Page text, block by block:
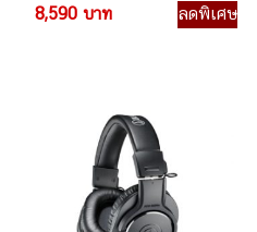
8,590 บาท
ลดพิเศษ